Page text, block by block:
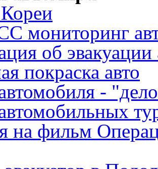
мониторинг
об эвакуации
покраска авто
-
на фильм